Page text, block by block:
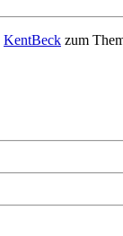
KentBeck zum